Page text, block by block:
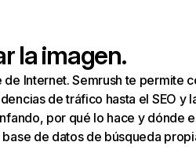
la imagen.
Internet. Semrush te permite
de tráfico hasta el SEO y
por qué lo hace y dónde
de datos de búsqueda